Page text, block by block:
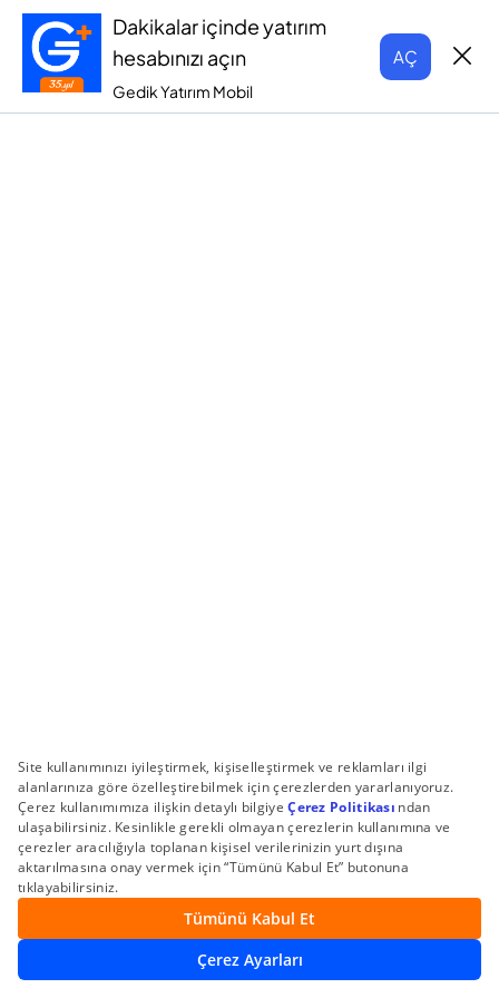
Dakikalar içinde yatırım
hesabınızı açın
Gedik Yatırım Mobil
AÇ